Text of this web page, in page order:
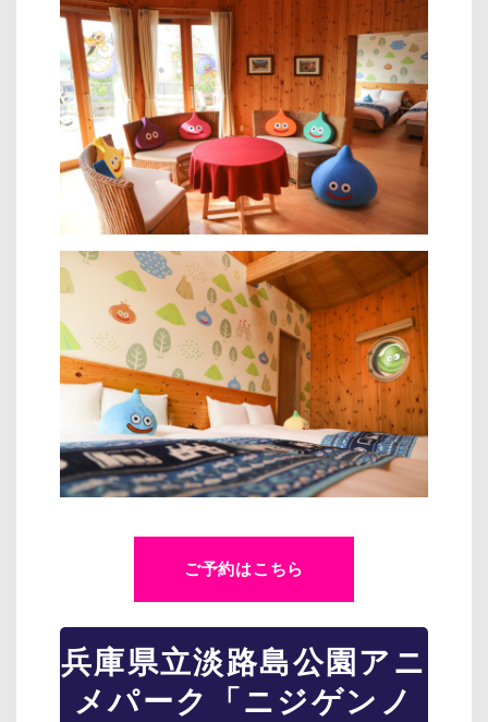
ご予約はこちら
兵庫県立淡路島公園アニ
メパーク「ニジゲンノ